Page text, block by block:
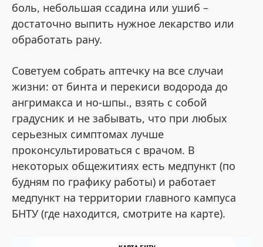
боль, небольшая ссадина или ушиб –
достаточно выпить нужное лекарство или
обработать рану.
Советуем собрать аптечку на все случаи
жизни: от бинта и перекиси водорода до
ангримакса и но-шпы., взять с собой
градусник и не забывать, что при любых
серьезных симптомах лучше
проконсультироваться с врачом. В
некоторых общежитиях есть медпункт (по
будням по графику работы) и работает
медпункт на территории главного кампуса
БНТУ (где находится, смотрите на карте).